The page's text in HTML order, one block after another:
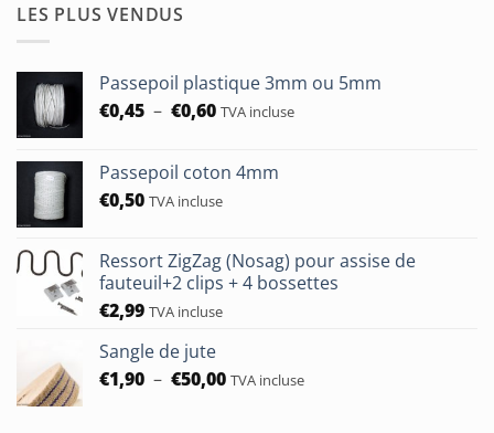
€24,00
LES PLUS VENDUS
Passepoil plastique 3mm ou 5mm
€0,45 – €0,60Plage
€0,45
à
TVA incluse
Passepoil coton 4mm
€0,50 TVA incluse
Ressort ZigZag (Nosag) pour assise de
fauteuil+2 clips + 4 bossettes
€2,99 TVA incluse
Sangle de jute
€1,90 – €50,00Plage
TVA incluse